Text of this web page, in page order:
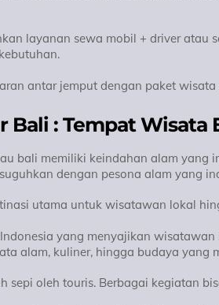
layanan sewa mobil + driver atau
antar jemput dengan paket
Bali : Tempat Wisata
bali memiliki keindahan alam yang
dengan pesona alam yang
utama untuk wisatawan lokal
yang menyajikan
alam, kuliner, hingga budaya yang
sepi oleh touris. Berbagai kegiatan